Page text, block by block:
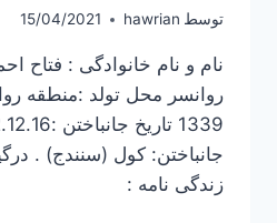
توسط hawrian
15/04/2021
نام و نام خانوادگی : فتاح
روانسر محل تولد :منطقه
جانباختن: کول (سنندج) .
زندگی نامه :